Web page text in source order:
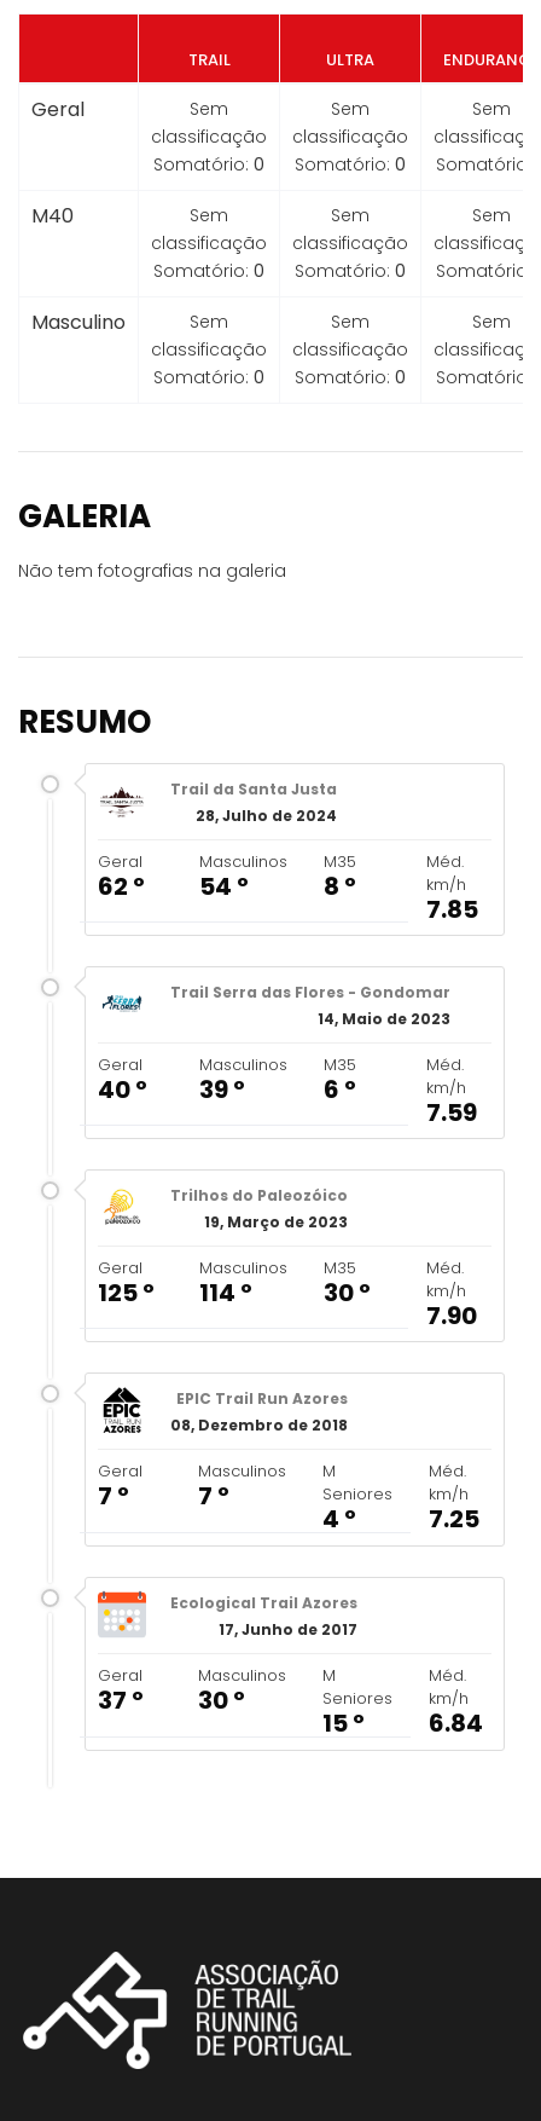
TRAIL ULTRA ENDURANCE
Geral
Sem
classificação
Somatório: 0
Sem
classificação
Somatório: 0
Sem
Somatório:
M40
Sem
classificação
Somatório: 0
Sem
classificação
Somatório: 0
Sem
Somatório:
Masculino
Sem
classificação
Somatório: 0
Sem
classificação
Somatório: 0
Sem
Somatório:
GALERIA
Não tem fotografias na galeria
RESUMO
Trail da Santa Justa
28, Julho de 2024
Geral
62 º
Masculinos
54 º
M35
8 º
Méd.
km/h
7.85
Trail Serra das Flores - Gondomar
14, Maio de 2023
Geral
40 º
Masculinos
39 º
M35
6 º
Méd.
km/h
7.59
Trilhos do Paleozóico
19, Março de 2023
Geral
125 º
Masculinos
114 º
M35
30 º
Méd.
km/h
7.90
EPIC Trail Run Azores
08, Dezembro de 2018
Geral
7 º
Masculinos
7 º
M
Seniores
4 º
Méd.
km/h
7.25
Ecological Trail Azores
17, Junho de 2017
Geral
37 º
Masculinos
30 º
M
Seniores
15 º
Méd.
km/h
6.84